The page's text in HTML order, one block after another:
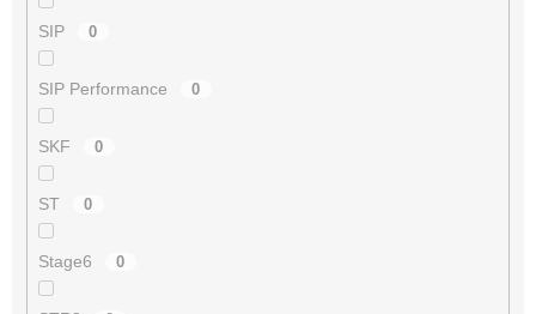
SIP 0
SIP Performance 0
SKF 0
ST 0
Stage6 0